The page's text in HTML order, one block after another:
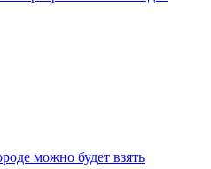
можно будет взять